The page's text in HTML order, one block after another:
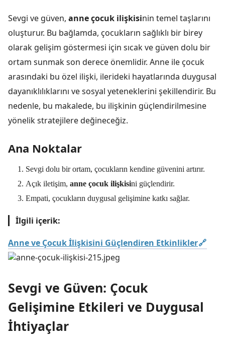
Sevgi ve güven, anne çocuk ilişkisinin temel taşlarını
oluşturur. Bu bağlamda, çocukların sağlıklı bir birey
olarak gelişim göstermesi için sıcak ve güven dolu bir
ortam sunmak son derece önemlidir. Anne ile çocuk
arasındaki bu özel ilişki, ilerideki hayatlarında duygusal
dayanıklılıklarını ve sosyal yeteneklerini şekillendirir. Bu
nedenle, bu makalede, bu ilişkinin güçlendirilmesine
yönelik stratejilere değineceğiz.
Ana Noktalar
Sevgi dolu bir ortam, çocukların kendine güvenini artırır.
Açık iletişim, anne çocuk ilişkisini güçlendirir.
Empati, çocukların duygusal gelişimine katkı sağlar.
İlgili içerik:
Anne ve Çocuk İlişkisini Güçlendiren Etkinlikler
Sevgi ve Güven: Çocuk
Gelişimine Etkileri ve Duygusal
İhtiyaçlar